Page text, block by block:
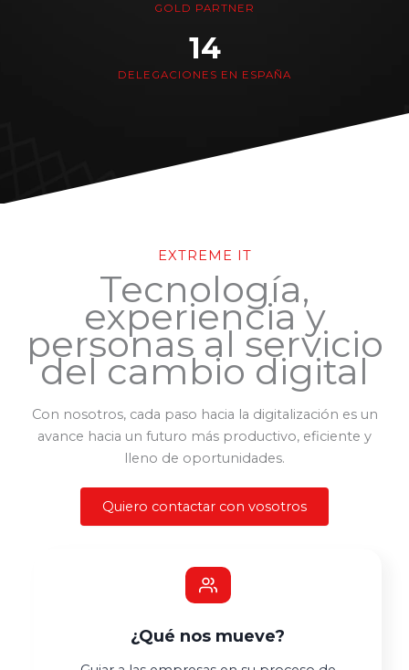
GOLD PARTNER
14
DELEGACIONES EN ESPAÑA
EXTREME IT
Tecnología,
experiencia y
personas al servicio
del cambio digital
Con nosotros, cada paso hacia la digitalización es un
avance hacia un futuro más productivo, eficiente y
lleno de oportunidades.
Quiero contactar con vosotros
¿Qué nos mueve?